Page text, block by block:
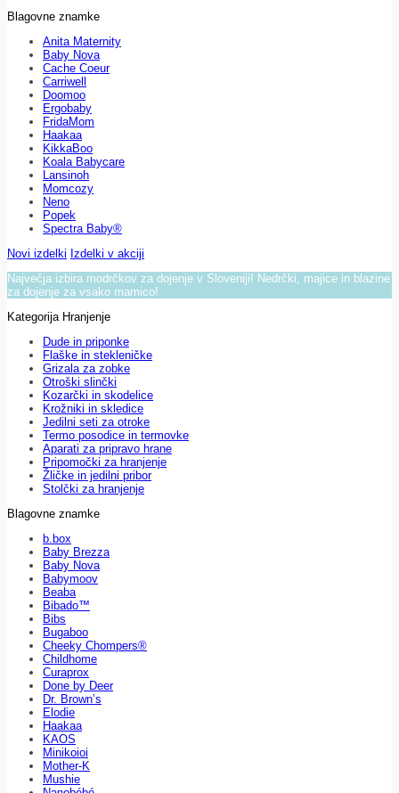
Blagovne znamke
Anita Maternity
Baby Nova
Cache Coeur
Carriwell
Doomoo
Ergobaby
FridaMom
Haakaa
KikkaBoo
Koala Babycare
Lansinoh
Momcozy
Neno
Popek
Spectra Baby®
Novi izdelki Izdelki v akciji
Največja izbira modrčkov za dojenje v Sloveniji! Nedrčki, majice in blazine
za dojenje za vsako mamico!
Kategorija Hranjenje
Dude in priponke
Flaške in stekleničke
Grizala za zobke
Otroški slinčki
Kozarčki in skodelice
Krožniki in skledice
Jedilni seti za otroke
Termo posodice in termovke
Aparati za pripravo hrane
Pripomočki za hranjenje
Žličke in jedilni pribor
Stolčki za hranjenje
Blagovne znamke
b.box
Baby Brezza
Baby Nova
Babymoov
Beaba
Bibado™
Bibs
Bugaboo
Cheeky Chompers®
Childhome
Curaprox
Done by Deer
Dr. Brown’s
Elodie
Haakaa
KAOS
Minikoioi
Mother-K
Mushie